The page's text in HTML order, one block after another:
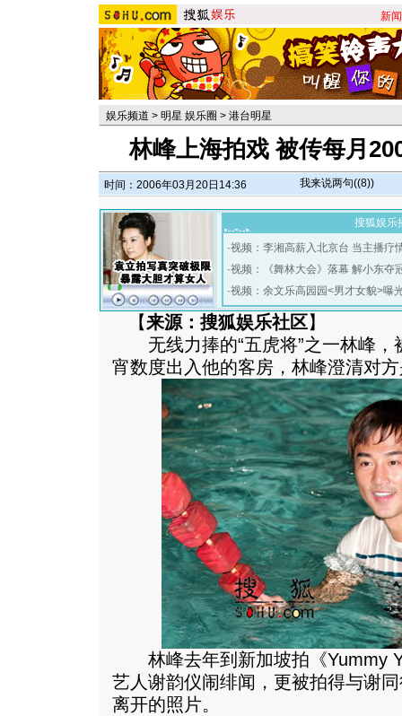
新闻
娱乐频道 > 明星 娱乐圈 > 港台明星
林峰上海拍戏 被传每月
时间：2006年03月20日14:36 我来说两句((8))
搜狐娱乐
·视频：李湘高薪入北京台 当主播疗
·视频：《舞林大会》落幕 解小东夺
·视频：余文乐高园园<男才女貌>曝
【来源：搜狐娱乐社区】
无线力捧的“五虎将”之一林峰，
宵数度出入他的客房，林峰澄清对
林峰去年到新加坡拍《Yummy
艺人谢韵仪闹绯闻，更被拍得与谢
离开的照片。